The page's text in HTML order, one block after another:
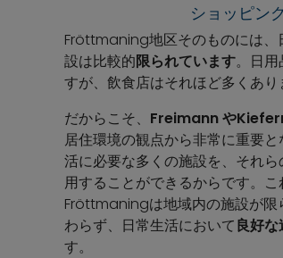
ショッピン
Fröttmaning地区そのものには、
設は比較的限られています。日用
すが、飲食店はそれほど多くあり
だからこそ、 Freimannや
居住環境の観点から非常に重要
活に必要な多くの施設を、それ
用することができるからです。こ
Fröttmaningは地域内の施設が限
わらず、日常生活において良好
す。